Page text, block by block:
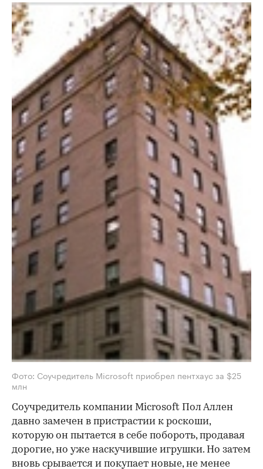
Фото: Соучредитель Microsoft приобрел пентхаус за $25
млн
Соучредитель компании Microsoft Пол Аллен
давно замечен в пристрастии к роскоши,
которую он пытается в себе побороть, продавая
дорогие, но уже наскучившие игрушки. Но затем
вновь срывается и покупает новые, не менее